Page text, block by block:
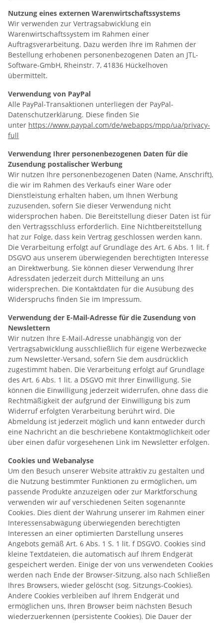
Nutzung eines externen Warenwirtschaftssystems
Wir verwenden zur Vertragsabwicklung ein
Warenwirtschaftssystem im Rahmen einer
Auftragsverarbeitung. Dazu werden Ihre im Rahmen der
Bestellung erhobenen personenbezogenen Daten an JTL-
Software-GmbH, Rheinstr. 7, 41836 Hückelhoven
übermittelt.
Verwendung von PayPal
Alle PayPal-Transaktionen unterliegen der PayPal-
Datenschutzerklärung. Diese finden Sie
unter https://www.paypal.com/de/webapps/mpp/ua/privacy-
full
Verwendung Ihrer personenbezogenen Daten für die
Zusendung postalischer Werbung
Wir nutzen Ihre personenbezogenen Daten (Name, Anschrift),
die wir im Rahmen des Verkaufs einer Ware oder
Dienstleistung erhalten haben, um Ihnen Werbung
zuzusenden, sofern Sie dieser Verwendung nicht
widersprochen haben. Die Bereitstellung dieser Daten ist für
den Vertragsschluss erforderlich. Eine Nichtbereitstellung
hat zur Folge, dass kein Vertrag geschlossen werden kann.
Die Verarbeitung erfolgt auf Grundlage des Art. 6 Abs. 1 lit. f
DSGVO aus unserem überwiegenden berechtigten Interesse
an Direktwerbung. Sie können dieser Verwendung Ihrer
Adressdaten jederzeit durch Mitteilung an uns
widersprechen. Die Kontaktdaten für die Ausübung des
Widerspruchs finden Sie im Impressum.
Verwendung der E-Mail-Adresse für die Zusendung von
Newslettern
Wir nutzen Ihre E-Mail-Adresse unabhängig von der
Vertragsabwicklung ausschließlich für eigene Werbezwecke
zum Newsletter-Versand, sofern Sie dem ausdrücklich
zugestimmt haben. Die Verarbeitung erfolgt auf Grundlage
des Art. 6 Abs. 1 lit. a DSGVO mit Ihrer Einwilligung. Sie
können die Einwilligung jederzeit widerrufen, ohne dass die
Rechtmäßigkeit der aufgrund der Einwilligung bis zum
Widerruf erfolgten Verarbeitung berührt wird. Die
Abmeldung ist jederzeit möglich und kann entweder durch
eine Nachricht an die beschriebene Kontaktmöglichkeit oder
über einen dafür vorgesehenen Link im Newsletter erfolgen.
Cookies und Webanalyse
Um den Besuch unserer Website attraktiv zu gestalten und
die Nutzung bestimmter Funktionen zu ermöglichen, um
passende Produkte anzuzeigen oder zur Marktforschung
verwenden wir auf verschiedenen Seiten sogenannte
Cookies. Dies dient der Wahrung unserer im Rahmen einer
Interessensabwägung überwiegenden berechtigten
Interessen an einer optimierten Darstellung unseres
Angebots gemäß Art. 6 Abs. 1 S. 1 lit. f DSGVO. Cookies sind
kleine Textdateien, die automatisch auf Ihrem Endgerät
gespeichert werden. Einige der von uns verwendeten Cookies
werden nach Ende der Browser-Sitzung, also nach Schließen
Ihres Browsers, wieder gelöscht (sog. Sitzungs-Cookies).
Andere Cookies verbleiben auf Ihrem Endgerät und
ermöglichen uns, Ihren Browser beim nächsten Besuch
wiederzuerkennen (persistente Cookies). Die Dauer der